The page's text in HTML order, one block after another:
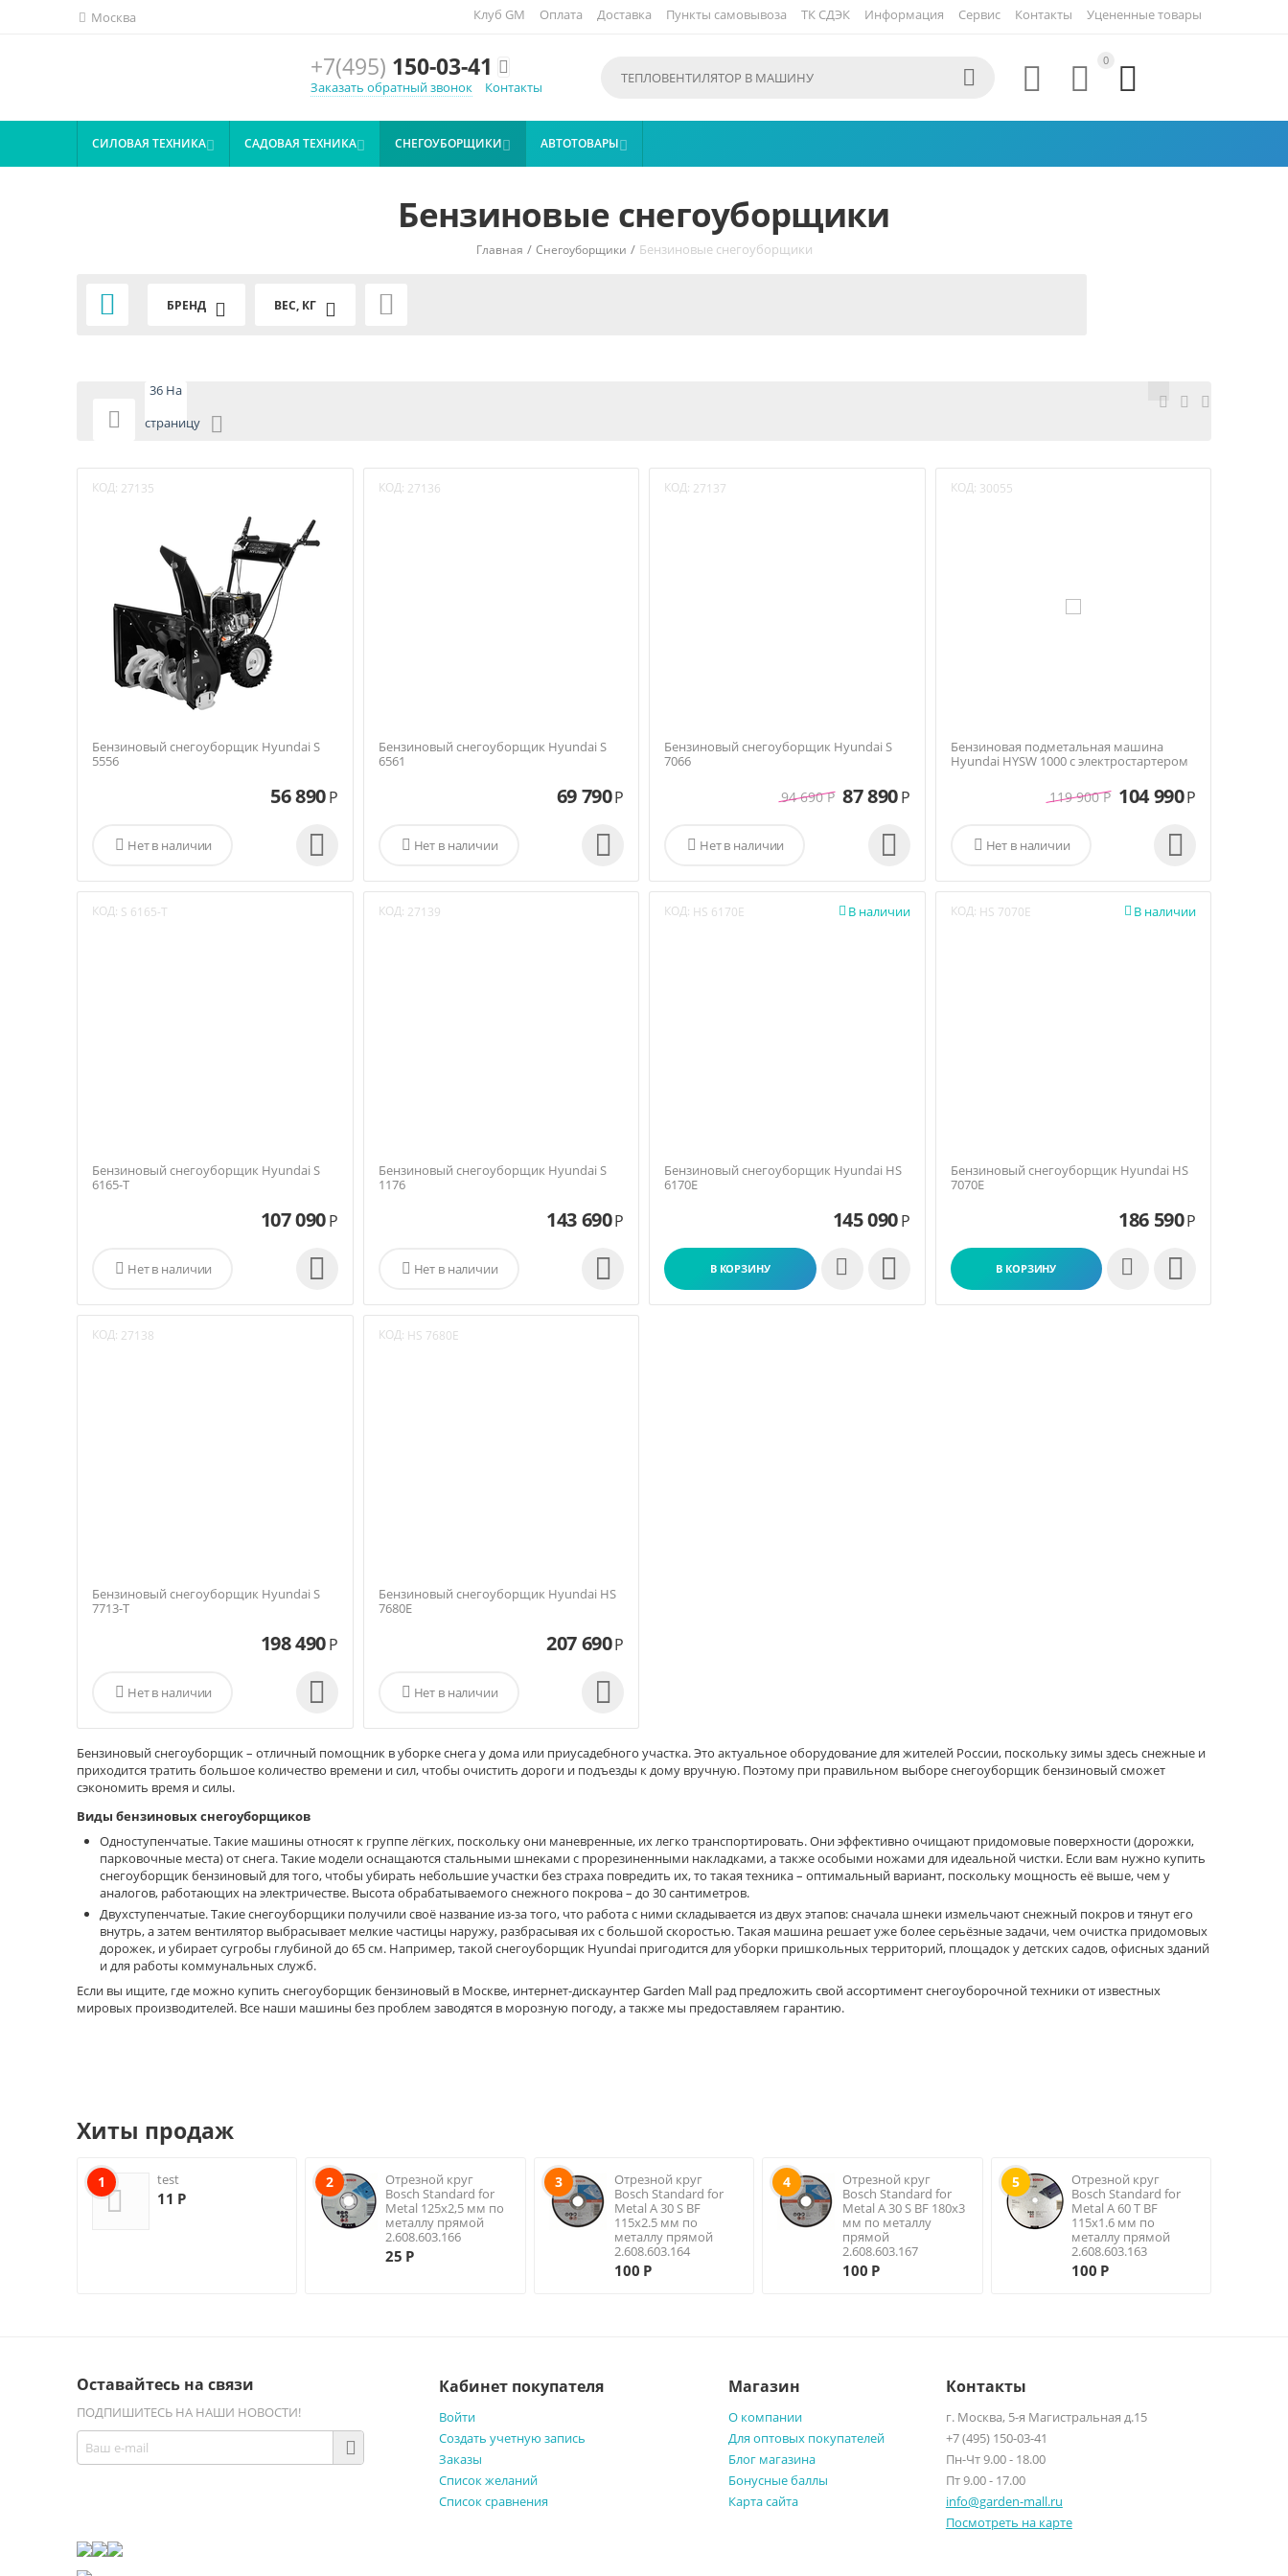
Москва Клуб GM Оплата Доставка Пункты самовывоза ТК СДЭК Информация Сервис Контакты Уцененные товары
+7(495) 150-03-41 
Заказать обратный звонок Контакты
0




СИЛОВАЯ ТЕХНИКА САДОВАЯ ТЕХНИКА СНЕГОУБОРЩИКИ АВТОТОВАРЫ
Бензиновые снегоуборщики
Главная / Снегоуборщики / Бензиновые снегоуборщики
 БРЕНД ВЕС, КГ 

36 На
страницу
КОД: 27135
Бензиновый снегоуборщик Hyundai S
5556
56 890Р
Нет в наличии
 
КОД: 27136
Бензиновый снегоуборщик Hyundai S
6561
69 790Р
Нет в наличии
 
КОД: 27137
Бензиновый снегоуборщик Hyundai S
7066
94 690 Р 87 890Р
Нет в наличии
 
КОД: 30055
Бензиновая подметальная машина
Hyundai HYSW 1000 с электростартером
119 900 Р 104 990Р
Нет в наличии
 
КОД: S 6165-T
Бензиновый снегоуборщик Hyundai S
6165-T
107 090Р
Нет в наличии
 
КОД: 27139
Бензиновый снегоуборщик Hyundai S
1176
143 690Р
Нет в наличии
 
КОД: HS 6170E В наличии

Бензиновый снегоуборщик Hyundai HS
6170E
145 090Р
В КОРЗИНУ 
КОД: HS 7070E В наличии

Бензиновый снегоуборщик Hyundai HS
7070E
186 590Р
В КОРЗИНУ 
КОД: 27138
Бензиновый снегоуборщик Hyundai S
7713-T
198 490Р
Нет в наличии
 
КОД: HS 7680E
Бензиновый снегоуборщик Hyundai HS
7680E
207 690Р
Нет в наличии
 
Бензиновый снегоуборщик – отличный помощник в уборке снега у дома или приусадебного участка. Это актуальное оборудование для жителей России, поскольку зимы здесь снежные и
приходится тратить большое количество времени и сил, чтобы очистить дороги и подъезды к дому вручную. Поэтому при правильном выборе снегоуборщик бензиновый сможет
сэкономить время и силы.
Виды бензиновых снегоуборщиков
Одноступенчатые. Такие машины относят к группе лёгких, поскольку они маневренные, их легко транспортировать. Они эффективно очищают придомовые поверхности (дорожки,
парковочные места) от снега. Такие модели оснащаются стальными шнеками с прорезиненными накладками, а также особыми ножами для идеальной чистки. Если вам нужно купить
снегоуборщик бензиновый для того, чтобы убирать небольшие участки без страха повредить их, то такая техника – оптимальный вариант, поскольку мощность её выше, чем у
аналогов, работающих на электричестве. Высота обрабатываемого снежного покрова – до 30 сантиметров.
Двухступенчатые. Такие снегоуборщики получили своё название из-за того, что работа с ними складывается из двух этапов: сначала шнеки измельчают снежный покров и тянут его
внутрь, а затем вентилятор выбрасывает мелкие частицы наружу, разбрасывая их с большой скоростью. Такая машина решает уже более серьёзные задачи, чем очистка придомовых
дорожек, и убирает сугробы глубиной до 65 см. Например, такой снегоуборщик Hyundai пригодится для уборки пришкольных территорий, площадок у детских садов, офисных зданий
и для работы коммунальных служб.
Если вы ищите, где можно купить снегоуборщик бензиновый в Москве, интернет-дискаунтер Garden Mall рад предложить свой ассортимент снегоуборочной техники от известных
мировых производителей. Все наши машины без проблем заводятся в морозную погоду, а также мы предоставляем гарантию.
Хиты продаж
1 test
11 Р
2
Отрезной круг
Bosch Standard for
Metal 125х2,5 мм по
металлу прямой
2.608.603.166
25 Р
3
Отрезной круг
Bosch Standard for
Metal A 30 S BF
115х2.5 мм по
металлу прямой
2.608.603.164
100 Р
4
Отрезной круг
Bosch Standard for
Metal A 30 S BF 180х3
мм по металлу
прямой
2.608.603.167
100 Р
5
Отрезной круг
Bosch Standard for
Metal A 60 T BF
115х1.6 мм по
металлу прямой
2.608.603.163
100 Р
Оставайтесь на связи
ПОДПИШИТЕСЬ НА НАШИ НОВОСТИ!
Кабинет покупателя
Войти
Создать учетную запись
Заказы
Список желаний
Список сравнения
Магазин
О компании
Для оптовых покупателей
Блог магазина
Бонусные баллы
Карта сайта
Контакты
г. Москва, 5-я Магистральная д.15
+7 (495) 150-03-41
Пн-Чт 9.00 - 18.00
Пт 9.00 - 17.00
info@garden-mall.ru
Посмотреть на карте